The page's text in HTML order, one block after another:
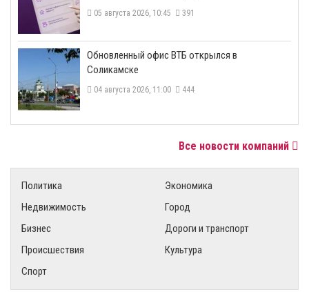
05 августа 2026, 10:45 391
​Обновленный офис ВТБ открылся в
Соликамске
04 августа 2026, 11:00 444
Все новости компаний
Политика
Экономика
Недвижимость
Город
Бизнес
Дороги и транспорт
Происшествия
Культура
Спорт